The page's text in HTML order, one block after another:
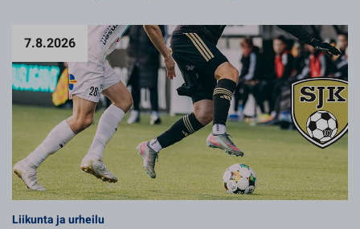
7.8.2026
Liikunta ja urheilu